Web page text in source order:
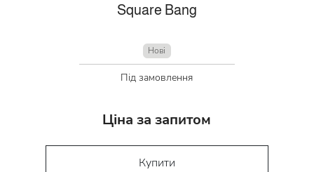
Square Bang
Нові
Під замовлення
Ціна за запитом
Купити